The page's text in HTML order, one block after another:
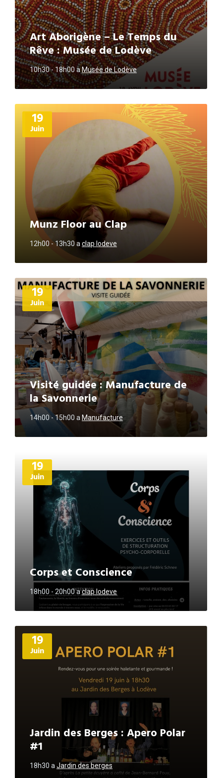
Art Aborigène – Le Temps du
Rêve : Musée de Lodève
10h30 - 18h00 aMusée de Lodève
19
Juin
Munz Floor au Clap
12h00 - 13h30 aclap lodeve
Plus
d'informations
19
Juin
Visité guidée : Manufacture de
la Savonnerie
14h00 - 15h00 a Manufacture
Plus
d'informations
19
Juin
Corps et Conscience
18h00 - 20h00aclap lodeve
d'informations
19
Juin
Jardin des Berges : Apero Polar
#1
18h30 aJardin des berges
Plus
d'informations